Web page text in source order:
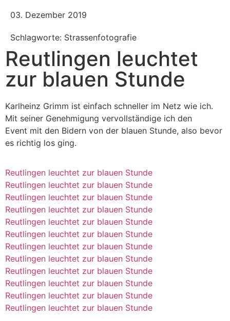
03. Dezember 2019
Schlagworte: Strassenfotografie
Reutlingen leuchtet
zur blauen Stunde
Karlheinz Grimm ist einfach schneller im Netz wie ich.
Mit seiner Genehmigung vervollständige ich den
Event mit den Bidern von der blauen Stunde, also bevor
es richtig los ging.
Reutlingen leuchtet zur blauen Stunde
Reutlingen leuchtet zur blauen Stunde
Reutlingen leuchtet zur blauen Stunde
Reutlingen leuchtet zur blauen Stunde
Reutlingen leuchtet zur blauen Stunde
Reutlingen leuchtet zur blauen Stunde
Reutlingen leuchtet zur blauen Stunde
Reutlingen leuchtet zur blauen Stunde
Reutlingen leuchtet zur blauen Stunde
Reutlingen leuchtet zur blauen Stunde
Reutlingen leuchtet zur blauen Stunde
Reutlingen leuchtet zur blauen Stunde